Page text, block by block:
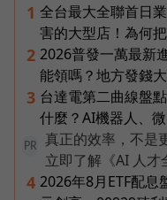
1 全台最大全聯首日
害的大型店！為何
2 2026普發一萬最新
能領嗎？地方發錢
3 台達電第二曲線盤
什麼？AI機器人、
PR
真正的效率，不是
立即了解《AI 人才
4 2026年8月ETF配息